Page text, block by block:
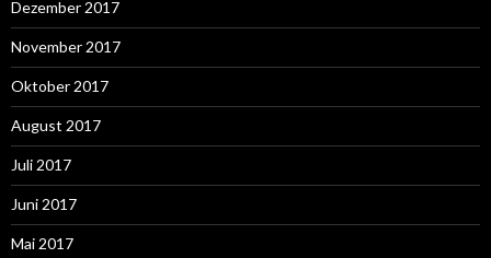
Dezember 2017
November 2017
Oktober 2017
August 2017
Juli 2017
Juni 2017
Mai 2017